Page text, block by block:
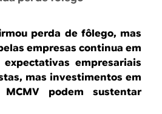
perda de fôlego, mas
empresas continua em
empresariais
mas investimentos em
podem sustentar